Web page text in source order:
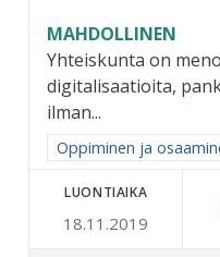
MAHDOLLINEN
Yhteiskunta on
digitalisaatioita,
ilman...
Rajaa tulokset
Oppiminen ja
LUONTIAIKA
18.11.2019